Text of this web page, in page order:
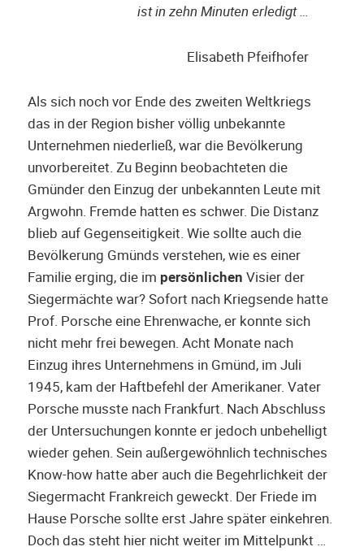
ist in zehn Minuten erledigt …
Elisabeth Pfeifhofer
Als sich noch vor Ende des zweiten Weltkriegs
das in der Region bisher völlig unbekannte
Unternehmen niederließ, war die Bevölkerung
unvorbereitet. Zu Beginn beobachteten die
Gmünder den Einzug der unbekannten Leute mit
Argwohn. Fremde hatten es schwer. Die Distanz
blieb auf Gegenseitigkeit. Wie sollte auch die
Bevölkerung Gmünds verstehen, wie es einer
Familie erging, die im persönlichen Visier der
Siegermächte war? Sofort nach Kriegsende hatte
Prof. Porsche eine Ehrenwache, er konnte sich
nicht mehr frei bewegen. Acht Monate nach
Einzug ihres Unternehmens in Gmünd, im Juli
1945, kam der Haftbefehl der Amerikaner. Vater
Porsche musste nach Frankfurt. Nach Abschluss
der Untersuchungen konnte er jedoch unbehelligt
wieder gehen. Sein außergewöhnlich technisches
Know-how hatte aber auch die Begehrlichkeit der
Siegermacht Frankreich geweckt. Der Friede im
Hause Porsche sollte erst Jahre später einkehren.
Doch das steht hier nicht weiter im Mittelpunkt …